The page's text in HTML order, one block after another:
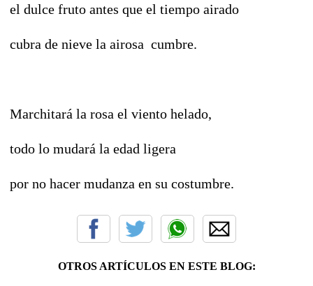
el dulce fruto antes que el tiempo airado
cubra de nieve la airosa cumbre.
Marchitará la rosa el viento helado,
todo lo mudará la edad ligera
por no hacer mudanza en su costumbre.
OTROS ARTÍCULOS EN ESTE BLOG: